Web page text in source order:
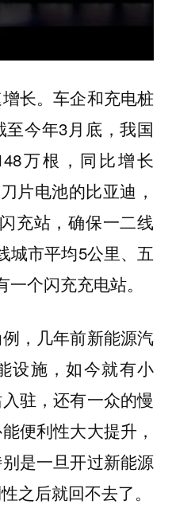
长。车企和充电桩
今年3月底，我国
万根，同比增长
片电池的比亚迪，
充站，确保一二线
城市平均5公里、五
个闪充充电站。
，几年前新能源汽
设施，如今就有小
驻，还有一众的慢
便利性大大提升，
是一旦开过新能源
之后就回不去了。